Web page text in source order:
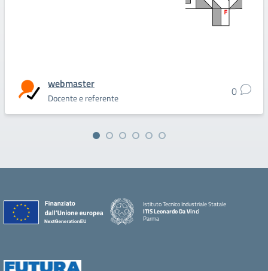
webmaster
Docente e referente 0
Istituto Tecnico Industriale Statale
ITIS Leonardo Da Vinci
Parma